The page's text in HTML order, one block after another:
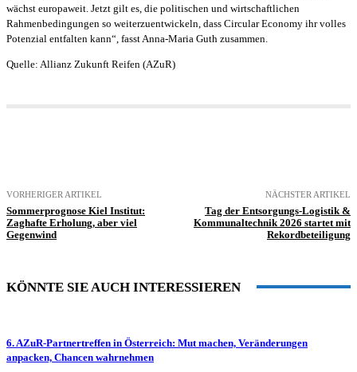
wächst europaweit. Jetzt gilt es, die politischen und wirtschaftlichen
Rahmenbedingungen so weiterzuentwickeln, dass Circular Economy ihr volles
Potenzial entfalten kann“, fasst Anna-Maria Guth zusammen.
Quelle: Allianz Zukunft Reifen (AZuR)
VORHERIGER ARTIKEL
Sommerprognose Kiel Institut:
Zaghafte Erholung, aber viel
Gegenwind
NÄCHSTER ARTIKEL
Tag der Entsorgungs-Logistik &
Kommunaltechnik 2026 startet mit
Rekordbeteiligung
KÖNNTE SIE AUCH INTERESSIEREN
6. AZuR-Partnertreffen in Österreich: Mut machen, Veränderungen
anpacken, Chancen wahrnehmen